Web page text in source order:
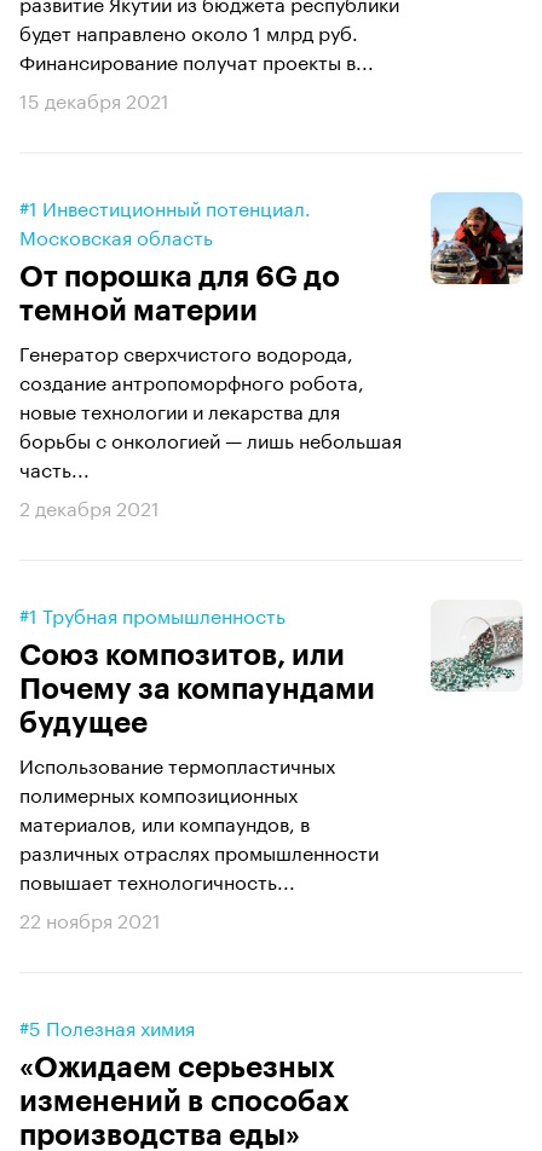
будет направлено около 1 млрд руб.
Финансирование получат проекты в...
15 декабря 2021
#1 Инвестиционный потенциал.
Московская область
От порошка для 6G до
темной материи
Генератор сверхчистого водорода,
создание антропоморфного робота,
новые технологии и лекарства для
борьбы с онкологией — лишь небольшая
часть...
2 декабря 2021
#1 Трубная промышленность
Союз композитов, или
Почему за компаундами
будущее
Использование термопластичных
полимерных композиционных
материалов, или компаундов, в
различных отраслях промышленности
повышает технологичность...
22 ноября 2021
#5 Полезная химия
«Ожидаем серьезных
изменений в способах
производства еды»